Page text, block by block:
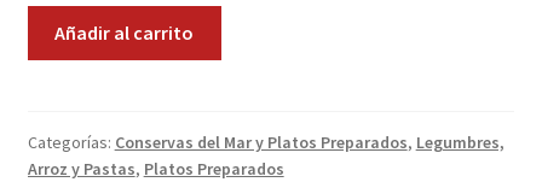
Promociones
Términos y condiciones
Añadir al carrito
Categorías: Conservas del Mar y Platos Preparados, Legumbres,
Arroz y Pastas, Platos Preparados